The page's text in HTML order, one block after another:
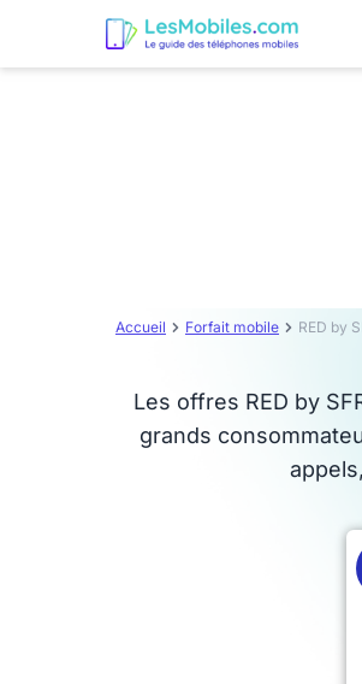
Accueil Forfait mobile RED by
Les offres RED by
grands